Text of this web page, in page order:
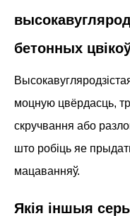
бетонных
моцную цвёрдасць,
скручвання або
што робіць яе
мацаванняў.
Якія іншыя